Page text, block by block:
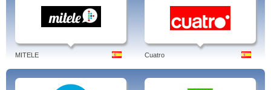
MITELE Cuatro